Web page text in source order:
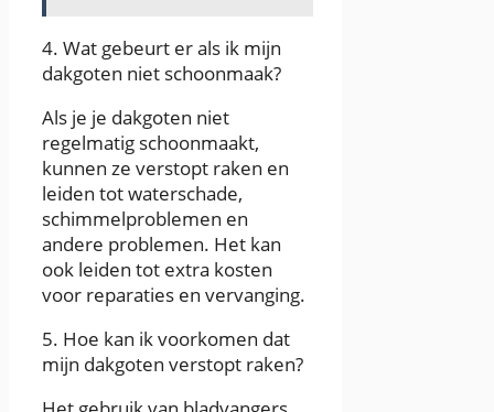
4. Wat gebeurt er als ik mijn
dakgoten niet schoonmaak?
Als je je dakgoten niet
regelmatig schoonmaakt,
kunnen ze verstopt raken en
leiden tot waterschade,
schimmelproblemen en
andere problemen. Het kan
ook leiden tot extra kosten
voor reparaties en vervanging.
5. Hoe kan ik voorkomen dat
mijn dakgoten verstopt raken?